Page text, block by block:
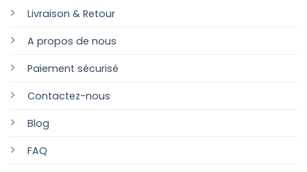
Livraison & Retour
A propos de nous
Paiement sécurisé
Contactez-nous
Blog
FAQ